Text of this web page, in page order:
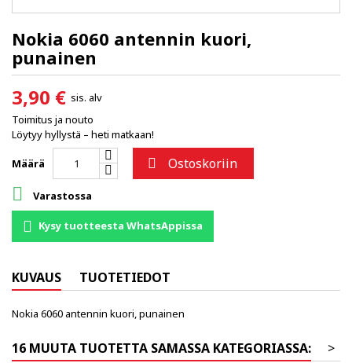
Nokia 6060 antennin kuori,
punainen
3,90 € sis. alv
Toimitus ja nouto
Löytyy hyllystä – heti matkaan!
Määrä  Ostoskoriin
 Varastossa
Kysy tuotteesta WhatsAppissa
KUVAUS TUOTETIEDOT
Nokia 6060 antennin kuori, punainen
16 MUUTA TUOTETTA SAMASSA KATEGORIASSA:
>